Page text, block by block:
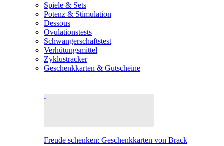
Spiele & Sets
Potenz & Stimulation
Dessous
Ovulationstests
Schwangerschaftstest
Verhütungsmittel
Zyklustracker
Geschenkkarten & Gutscheine
Freude schenken: Geschenkkarten von Brack